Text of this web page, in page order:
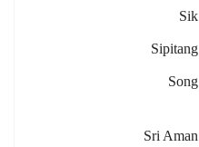
Sik
Sipitang
Song
Sri Aman